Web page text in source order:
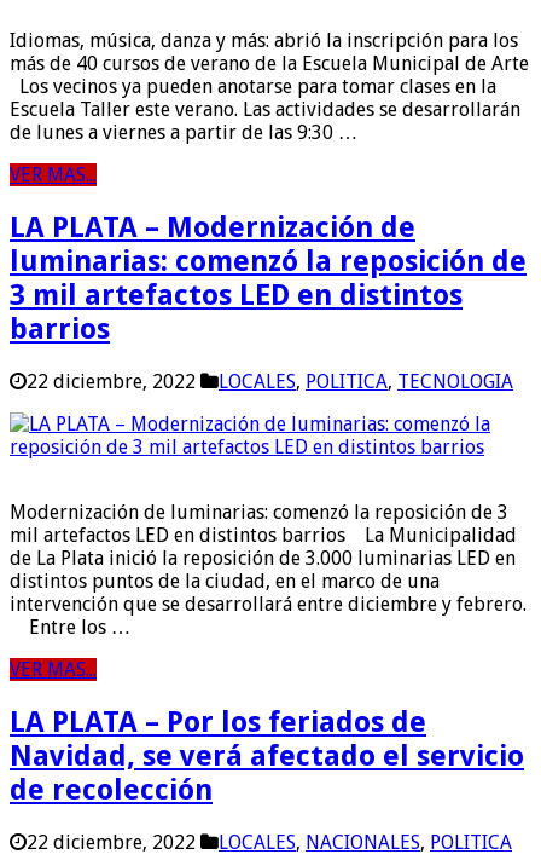
Idiomas, música, danza y más: abrió la inscripción para los
más de 40 cursos de verano de la Escuela Municipal de Arte
Los vecinos ya pueden anotarse para tomar clases en la
Escuela Taller este verano. Las actividades se desarrollarán
de lunes a viernes a partir de las 9:30 …
VER MAS...
LA PLATA – Modernización de
luminarias: comenzó la reposición de
3 mil artefactos LED en distintos
barrios
22 diciembre, 2022 LOCALES, POLITICA, TECNOLOGIA
Modernización de luminarias: comenzó la reposición de 3
mil artefactos LED en distintos barrios La Municipalidad
de La Plata inició la reposición de 3.000 luminarias LED en
distintos puntos de la ciudad, en el marco de una
intervención que se desarrollará entre diciembre y febrero.
Entre los …
VER MAS...
LA PLATA – Por los feriados de
Navidad, se verá afectado el servicio
de recolección
22 diciembre, 2022 LOCALES, NACIONALES, POLITICA